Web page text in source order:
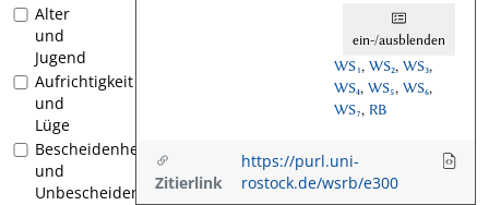
Alter
und
Jugend
Aufrichtigkeit
und
Lüge
Bescheidenheit
und
Unbescheidenheit
ein-/ausblenden
WS₁, WS₂, WS₃,
WS₄, WS₅, WS₆,
WS₇, RB
Zitierlink
https://purl.uni-
rostock.de/wsrb/e300